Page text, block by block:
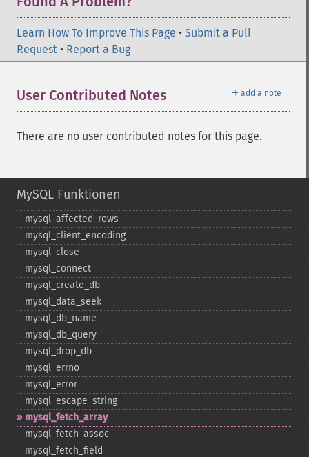
Learn How To Improve This Page • Submit a Pull
Request • Report a Bug
＋ add a note
User Contributed Notes
There are no user contributed notes for this page.
MySQL Funktionen
mysql_​affected_​rows
mysql_​client_​encoding
mysql_​close
mysql_​connect
mysql_​create_​db
mysql_​data_​seek
mysql_​db_​name
mysql_​db_​query
mysql_​drop_​db
mysql_​errno
mysql_​error
mysql_​escape_​string
mysql_​fetch_​array
mysql_​fetch_​assoc
mysql_​fetch_​field